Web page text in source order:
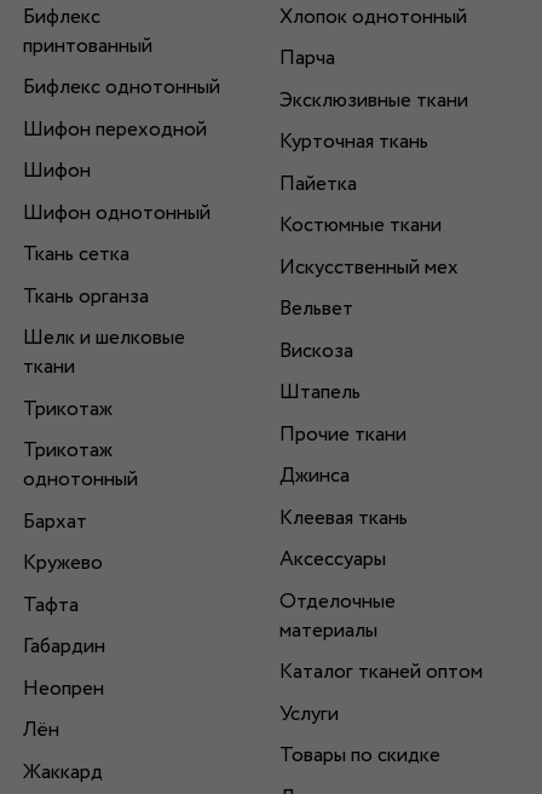
Бифлекс
принтованный
Бифлекс однотонный
Шифон переходной
Шифон
Шифон однотонный
Ткань сетка
Ткань органза
Шелк и шелковые
ткани
Трикотаж
Трикотаж
однотонный
Бархат
Кружево
Тафта
Габардин
Неопрен
Лён
Жаккард
Хлопок однотонный
Парча
Эксклюзивные ткани
Курточная ткань
Пайетка
Костюмные ткани
Искусственный мех
Вельвет
Вискоза
Штапель
Прочие ткани
Джинса
Клеевая ткань
Аксессуары
Отделочные
материалы
Каталог тканей оптом
Услуги
Товары по скидке